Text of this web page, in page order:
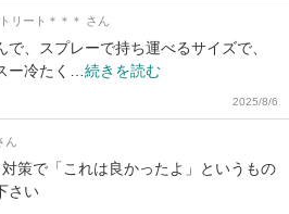
リート＊＊＊ さん
で、スプレーで持ち運べるサイズで、
ー冷たく… 続きを読む
2025/8/6
ん
策で「これは良かったよ」というもの
さい